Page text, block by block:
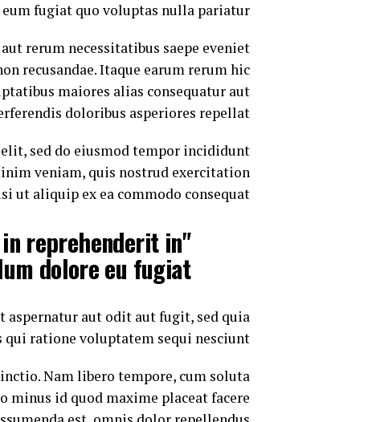
fugiat quo voluptas nulla pariatur.
rerum necessitatibus saepe eveniet
recusandae. Itaque earum rerum hic
maiores alias consequatur aut
doloribus asperiores repellat.
sed do eiusmod tempor incididunt
veniam, quis nostrud exercitation
ut aliquip ex ea commodo consequat.
reprehenderit in
dolore eu fugiat"
aut odit aut fugit, sed quia
ratione voluptatem sequi nesciunt.
Nam libero tempore, cum soluta
id quod maxime placeat facere